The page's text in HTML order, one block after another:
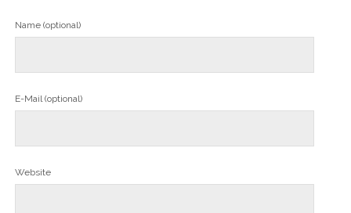
Name (optional)
E-Mail (optional)
Website